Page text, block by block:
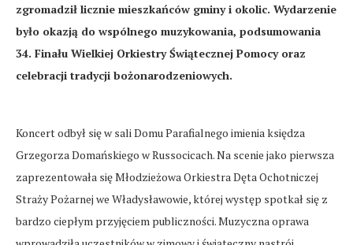
zgromadził licznie mieszkańców gminy i okolic. Wydarzenie
było okazją do wspólnego muzykowania, podsumowania
34. Finału Wielkiej Orkiestry Świątecznej Pomocy oraz
celebracji tradycji bożonarodzeniowych.
Koncert odbył się w sali Domu Parafialnego imienia księdza
Grzegorza Domańskiego w Russocicach. Na scenie jako pierwsza
zaprezentowała się Młodzieżowa Orkiestra Dęta Ochotniczej
Straży Pożarnej we Władysławowie, której występ spotkał się z
bardzo ciepłym przyjęciem publiczności. Muzyczna oprawa